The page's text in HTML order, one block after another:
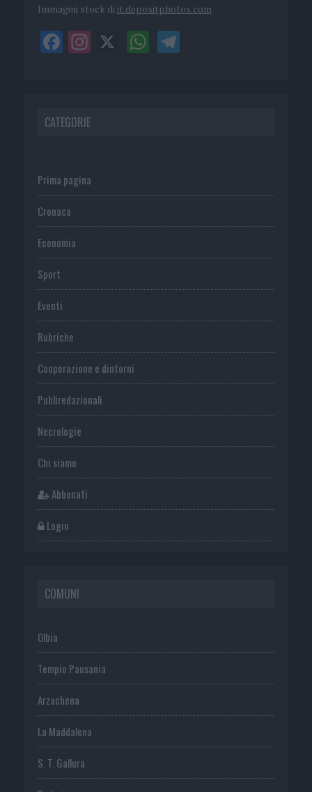
Immagini stock di it.depositphotos.com
CATEGORIE
Prima pagina
Cronaca
Economia
Sport
Eventi
Rubriche
Cooperazione e dintorni
Publiredazionali
Necrologie
Chi siamo
Abbonati
Login
COMUNI
Olbia
Tempio Pausania
Arzachena
La Maddalena
S. T. Gallura